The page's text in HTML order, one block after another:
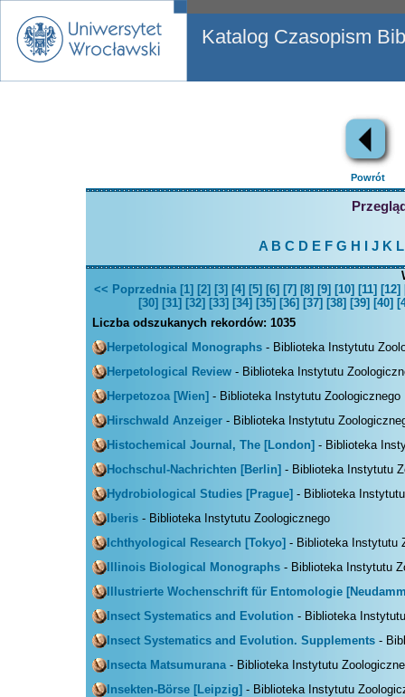
Katalog Czasopism
Powrót
A B C D EFG H J K L
<< Poprzednia [1] [2] [3] [4] [5] [6] [7] [8] [9] [10] [11] [12]
[30] [31] [32] [33] [34] [35] [36] [37] [38] [39] [40]
Liczba odszukanych rekordów: 1035
Herpetological Monographs - Biblioteka Instytutu
Herpetological Review - Biblioteka Instytutu
Herpetozoa [Wien] - Biblioteka Instytutu Zoologicznego
Hirschwald Anzeiger - Biblioteka Instytutu
Histochemical Journal, The [London] - Biblioteka
Hochschul-Nachrichten [Berlin] - Biblioteka Instytutu
Hydrobiological Studies [Prague] - Biblioteka
Iberis - Biblioteka Instytutu Zoologicznego
Ichthyological Research [Tokyo] - Biblioteka Instytutu
Illinois Biological Monographs - Biblioteka Instytutu
Illustrierte Wochenschrift für Entomologie
Insect Systematics and Evolution - Biblioteka
Insect Systematics and Evolution. Supplements -
Insecta Matsumurana- Biblioteka Instytutu
Insekten-Börse [Leipzig] - Biblioteka Instytutu